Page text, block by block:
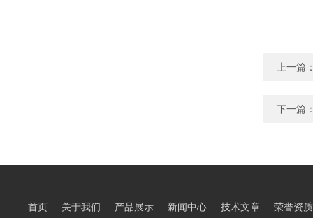
上一篇
下一篇
首页 关于我们 产品展示 新闻中心 技术文章 荣誉资质